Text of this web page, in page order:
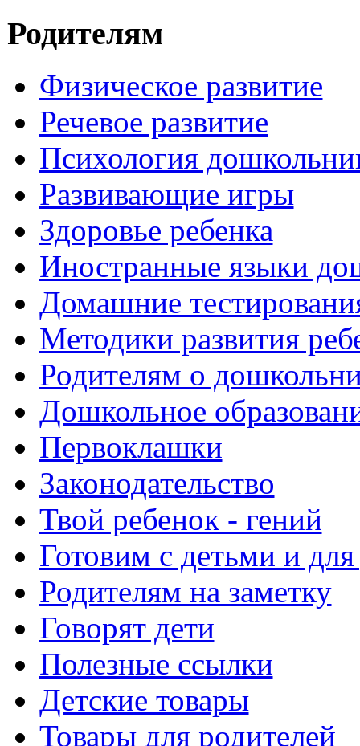
Родителям
Физическое развитие
Речевое развитие
Психология
Развивающие игры
Здоровье ребенка
Иностранные языки
Домашние
Методики развития
Родителям о
Дошкольное
Первоклашки
Законодательство
Твой ребенок - гений
Готовим с детьми и для
Родителям на заметку
Говорят дети
Полезные ссылки
Детские товары
Товары для родителей